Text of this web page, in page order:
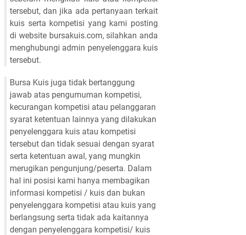
tersebut, dan jika ada pertanyaan terkait
kuis serta kompetisi yang kami posting
di website bursakuis.com, silahkan anda
menghubungi admin penyelenggara kuis
tersebut.
Bursa Kuis juga tidak bertanggung
jawab atas pengumuman kompetisi,
kecurangan kompetisi atau pelanggaran
syarat ketentuan lainnya yang dilakukan
penyelenggara kuis atau kompetisi
tersebut dan tidak sesuai dengan syarat
serta ketentuan awal, yang mungkin
merugikan pengunjung/peserta. Dalam
hal ini posisi kami hanya membagikan
informasi kompetisi / kuis dan bukan
penyelenggara kompetisi atau kuis yang
berlangsung serta tidak ada kaitannya
dengan penyelenggara kompetisi/ kuis